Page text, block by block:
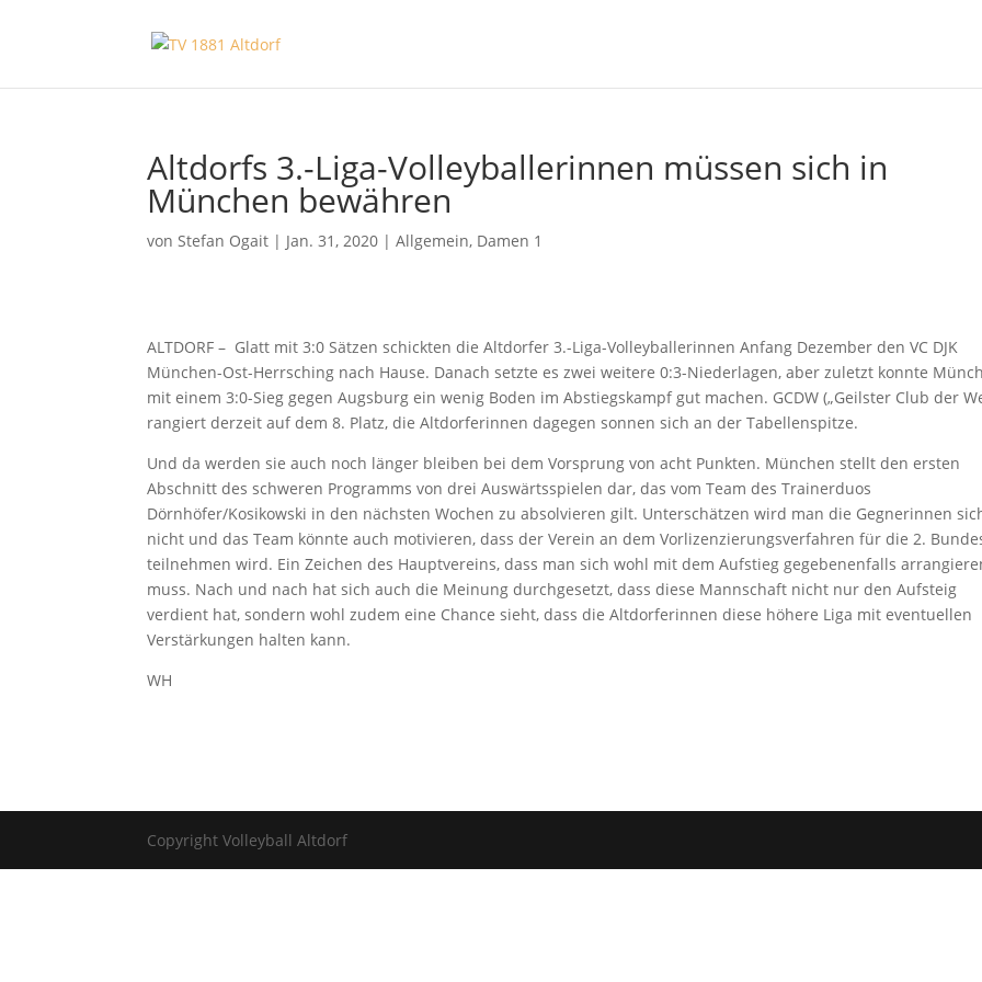
Altdorfs 3.-Liga-Volleyballerinnen müssen sich in
München bewähren
vonStefan Ogait | Jan. 31, 2020 |Allgemein, Damen 1
ALTDORF – Glatt mit 3:0 Sätzen schickten die Altdorfer 3.-Liga-Volleyballerinnen Anfang Dezember den VC DJK
München-Ost-Herrsching nach Hause. Danach setzte es zwei weitere 0:3-Niederlagen, aber zuletzt konnte
mit einem 3:0-Sieg gegen Augsburg ein wenig Boden im Abstiegskampf gut machen. GCDW („Geilster Club der
rangiert derzeit auf dem 8. Platz, die Altdorferinnen dagegen sonnen sich an der Tabellenspitze.
Und da werden sie auch noch länger bleiben bei dem Vorsprung von acht Punkten. München stellt den ersten
Abschnitt des schweren Programms von drei Auswärtsspielen dar, das vom Team des Trainerduos
Dörnhöfer/Kosikowski in den nächsten Wochen zu absolvieren gilt. Unterschätzen wird man die Gegnerinnen
nicht und das Team könnte auch motivieren, dass der Verein an dem Vorlizenzierungsverfahren für die 2.
teilnehmen wird. Ein Zeichen des Hauptvereins, dass man sich wohl mit dem Aufstieg gegebenenfalls
muss. Nach und nach hat sich auch die Meinung durchgesetzt, dass diese Mannschaft nicht nur den Aufsteig
verdient hat, sondern wohl zudem eine Chance sieht, dass die Altdorferinnen diese höhere Liga mit eventuellen
Verstärkungen halten kann.
WH
Copyright Volleyball Altdorf